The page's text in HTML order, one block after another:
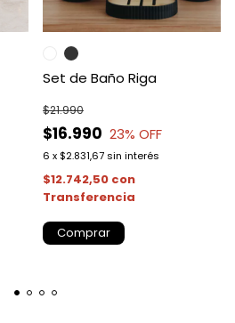
Set de Baño Riga
$16.990
$21.990
23% OFF
6 x $2.831,67 sin interés
$12.742,50 con
Transferencia
Comprar